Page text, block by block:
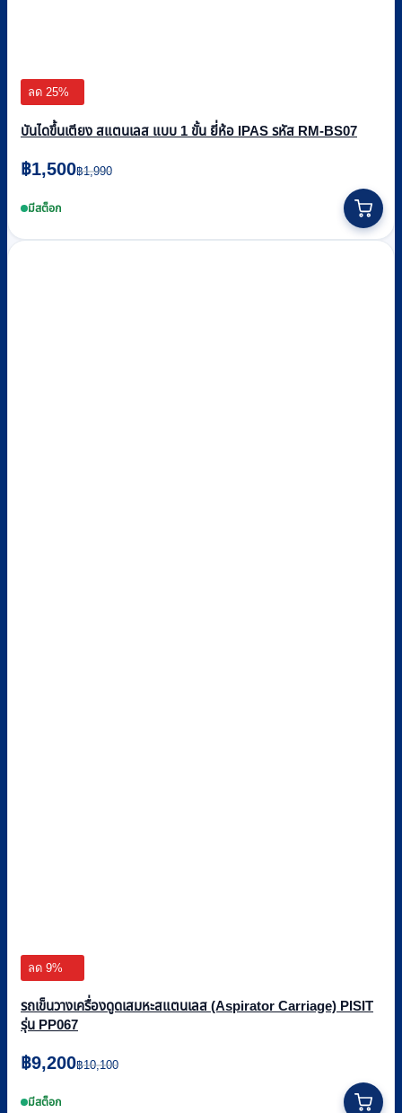
ลด 25%
บันไดขึ้นเตียง สแตนเลส แบบ 1 ขั้น ยี่ห้อ IPAS รหัส RM-BS07
฿1,990
Original
price
was:
฿1,500
Current
price
is:มีสต็อก
ลด 9%
รถเข็นวางเครื่องดูดเสมหะสแตนเลส (Aspirator Carriage) PISIT
รุ่น PP067
฿10,100
Original
price
was:
฿9,200
Current
price
is:มีสต็อก